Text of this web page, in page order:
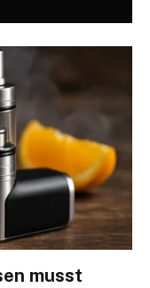
musst